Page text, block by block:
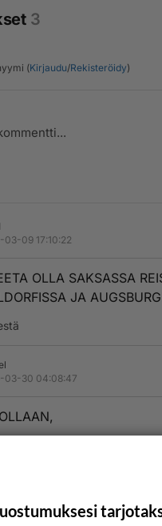
3
(Kirjaudu/Rekisteröidy)
03-09 17:10:22
OLLA SAKSASSA
JA
03-30 04:08:47